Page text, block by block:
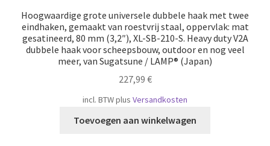
Hoogwaardige grote universele dubbele haak met twee
eindhaken, gemaakt van roestvrij staal, oppervlak: mat
gesatineerd, 80 mm (3,2″), XL-SB-210-S. Heavy duty V2A
dubbele haak voor scheepsbouw, outdoor en nog veel
meer, van Sugatsune / LAMP® (Japan)
227,99 €
incl. BTWplus Versandkosten
Toevoegen aan winkelwagen